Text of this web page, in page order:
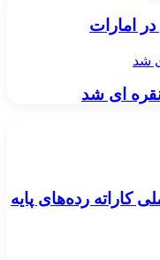
شد
ای شد
کاراته رده‌های پایه